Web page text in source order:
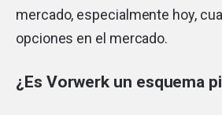
mercado, especialmente hoy,
opciones en el mercado.
¿Es Vorwerk un esquema